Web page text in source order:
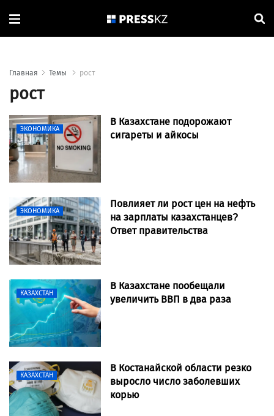
Главная Темы рост
рост
ЭКОНОМИКА
В Казахстане подорожают
сигареты и айкосы
ЭКОНОМИКА
Повлияет ли рост цен на нефть
на зарплаты казахстанцев?
Ответ правительства
КАЗАХСТАН
В Казахстане пообещали
увеличить ВВП в два раза
КАЗАХСТАН
В Костанайской области резко
выросло число заболевших
корью